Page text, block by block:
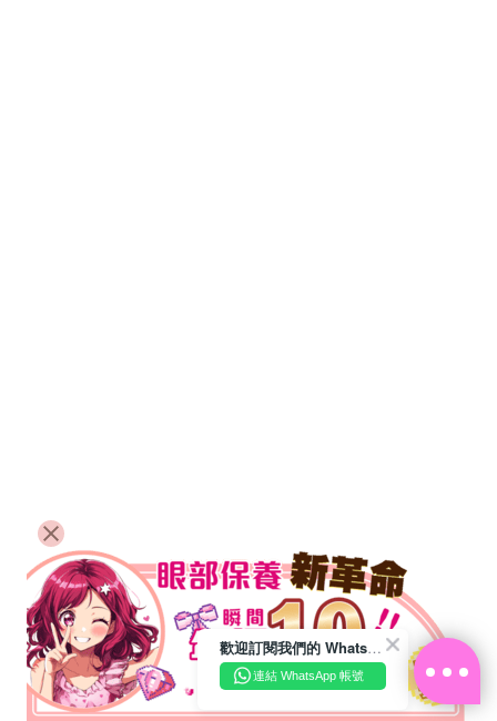
歡迎訂閱我們的 WhatsApp Business 帳號
連結 WhatsApp 帳號